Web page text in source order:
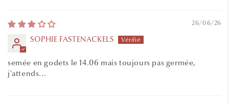
26/06/26
SOPHIE FASTENACKELS
semée en godets le 14.06 mais toujours pas germée,
j'attends...